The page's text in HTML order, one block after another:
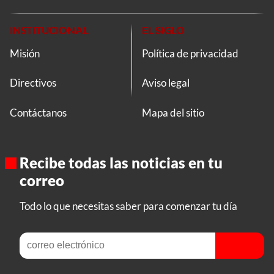
INSTITUCIONAL
Misión
Directivos
Contáctanos
EL SIGLO
Política de privacidad
Aviso legal
Mapa del sitio
Recibe todas las noticias en tu
correo
Todo lo que necesitas saber para comenzar tu día